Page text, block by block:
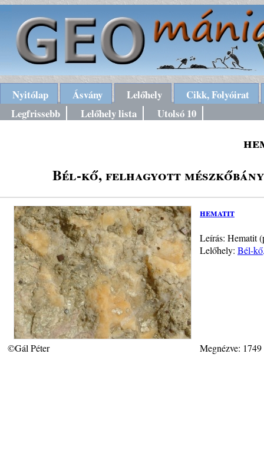
Nyitólap Ásvány Lelőhely
Cikk, Folyóirat
Legfrissebb
Lelőhely lista Utolsó 10
Bél-kő, felhagyott
hematit
Leírás: Hematit
Lelőhely: Bél-
©Gál Péter Megnézve: